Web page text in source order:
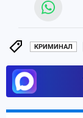
КРИМИНАЛ